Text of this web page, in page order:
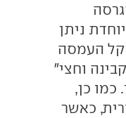
הגרסה
מיוחדת ניתן
משקל העמסה
וחצי"
כמו כן,
כאשר